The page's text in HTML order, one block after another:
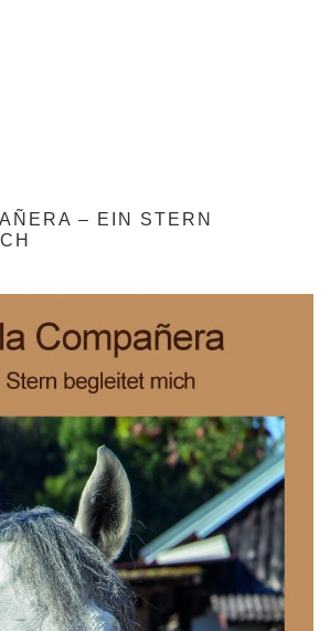
– EIN STERN